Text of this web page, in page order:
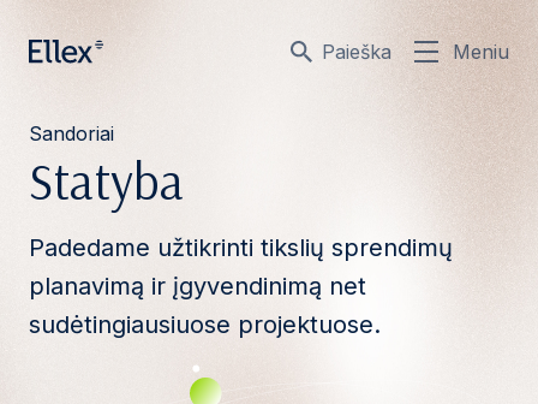
Paieška Meniu
Sandoriai
Statyba
Padedame užtikrinti tikslių sprendimų
planavimą ir įgyvendinimą net
sudėtingiausiuose projektuose.